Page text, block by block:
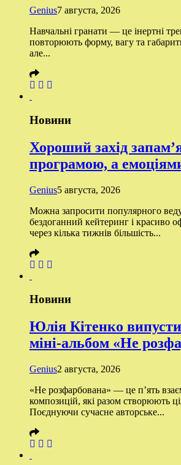
Genius7 августа, 2026
Навчальні гранати — це інертні
повторюють форму, вагу та
але...
Новини
Хороший захід
програмою, а
Genius5 августа, 2026
Можна запросити популярного
бездоганний кейтеринг і красиво
через кілька тижнів більшість...
Новини
Юлія Кітенко
міні-альбом «Не
Genius2 августа, 2026
«Не розфарбована» — це п’ять
композицій, які разом створюють
Поєднуючи сучасне авторське...